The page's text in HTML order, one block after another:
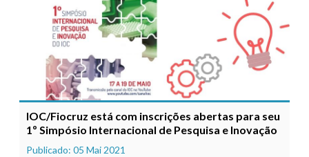
IOC/Fiocruz está com inscrições abertas para seu
1º Simpósio Internacional de Pesquisa e Inovação
Publicado: 05 Mai 2021